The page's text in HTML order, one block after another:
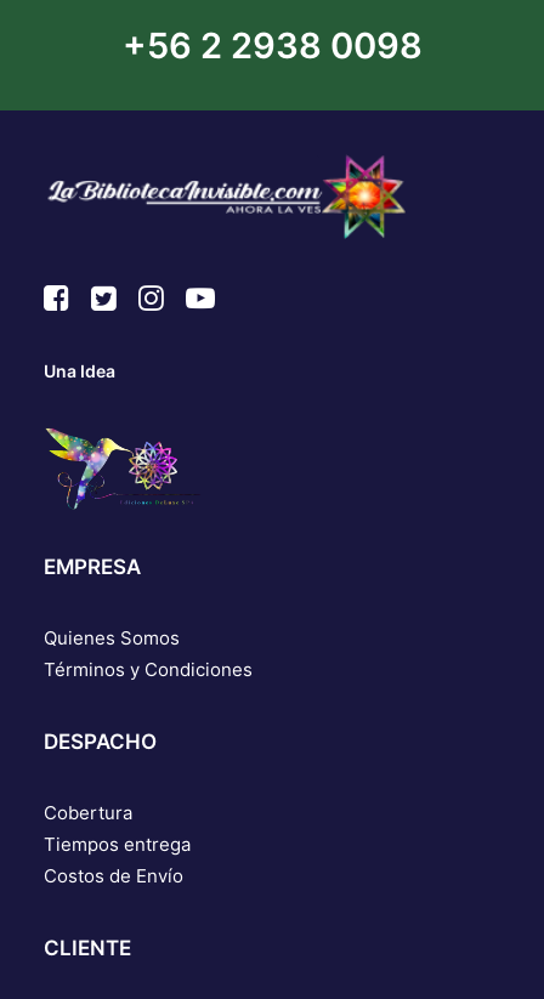
+56 2 2938 0098
Una Idea
EMPRESA
Quienes Somos
Términos y Condiciones
DESPACHO
Cobertura
Tiempos entrega
Costos de Envío
CLIENTE